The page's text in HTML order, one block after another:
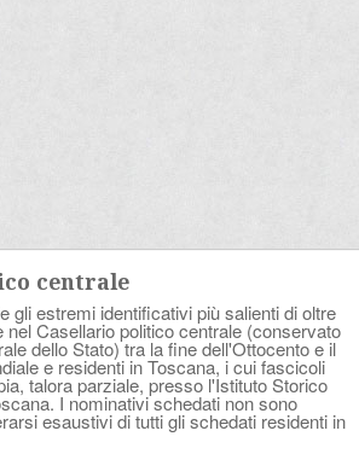
centrale
gli estremi identificativi più salienti di oltre
nel Casellario politico centrale (conservato
dello Stato) tra la fine dell'Ottocento e il
e residenti in Toscana, i cui fascicoli
talora parziale, presso l'Istituto Storico
I nominativi schedati non sono
esaustivi di tutti gli schedati residenti in